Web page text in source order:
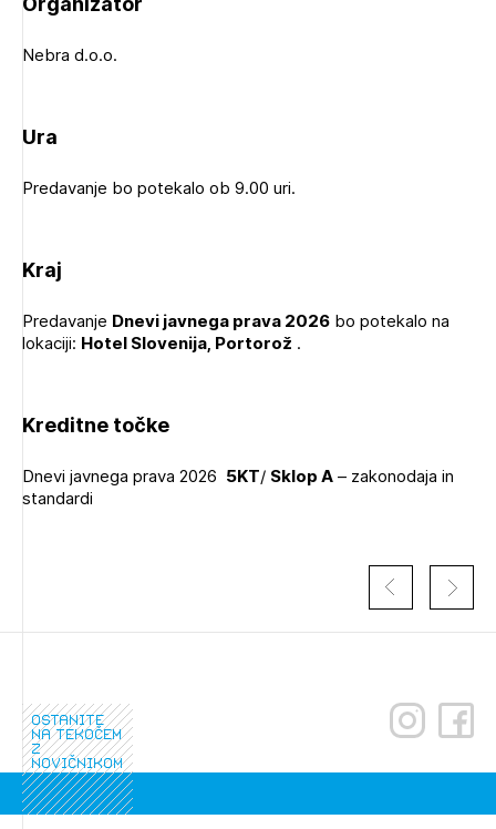
Izbrana vsebina je namenjena le ZAPS
registriranim uporabnikom. Da lahko do nje
dostopate, se je potrebno prijaviti.
REGISTRIRAJTE SE
Nebra d.o.o.
Ura
Predavanje bo potekalo ob 9.00 uri.
Kraj
Predavanje Dnevi javnega prava 2026 bo potekalo na
lokaciji: Hotel Slovenija, Portorož .
Kreditne točke
Dnevi javnega prava 2026 5KT/ Sklop A– zakonodaja in
standardi
ostanite
na tekočem
z
novičnikom
Novičnik natečajev
Tedenski novičnik javnih naročil